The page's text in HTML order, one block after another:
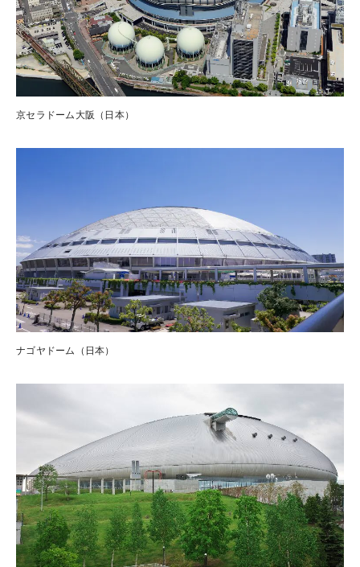
京セラドーム大阪（日本）
ナゴヤドーム（日本）